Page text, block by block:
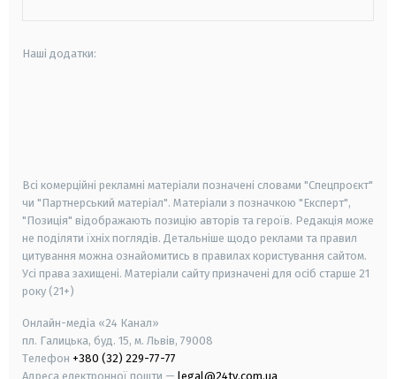
Наші додатки:
Всі комерційні рекламні матеріали позначені словами "Спецпроєкт"
чи "Партнерський матеріал". Матеріали з позначкою "Експерт",
"Позиція" відображають позицію авторів та героїв. Редакція може
не поділяти їхніх поглядів. Детальніше щодо реклами та правил
цитування можна ознайомитись в правилах користування сайтом.
Усі права захищені. Матеріали сайту призначені для осіб старше 21
року (21+)
Онлайн-медіа «24 Канал»
пл. Галицька, буд. 15, м. Львів, 79008
Телефон +380 (32) 229-77-77
Адреса електронної пошти — legal@24tv.com.ua